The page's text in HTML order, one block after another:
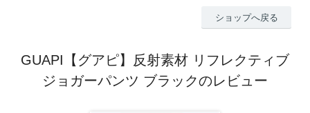
ショップへ戻る
GUAPI【グアピ】反射素材 リフレクティブ
ジョガーパンツ ブラックのレビュー